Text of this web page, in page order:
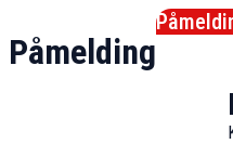
Påmelding